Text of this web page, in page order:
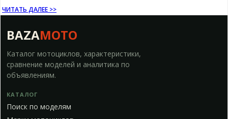
ЧИТАТЬ ДАЛЕЕ >>
BAZAMOTO
Каталог мотоциклов, характеристики,
сравнение моделей и аналитика по
объявлениям.
КАТАЛОГ
Поиск по моделям